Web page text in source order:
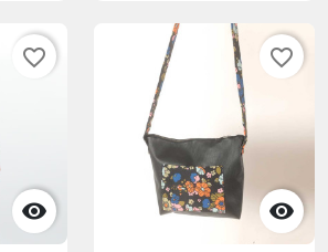

favorite_border

favorite_border